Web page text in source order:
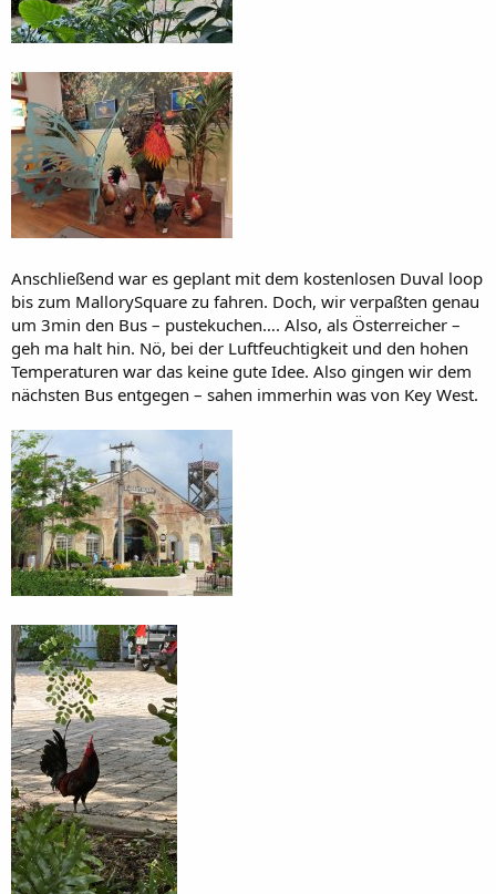
Anschließend war es geplant mit dem kostenlosen Duval loop
bis zum MallorySquare zu fahren. Doch, wir verpaßten genau
um 3min den Bus – pustekuchen…. Also, als Österreicher –
geh ma halt hin. Nö, bei der Luftfeuchtigkeit und den hohen
Temperaturen war das keine gute Idee. Also gingen wir dem
nächsten Bus entgegen – sahen immerhin was von Key West.